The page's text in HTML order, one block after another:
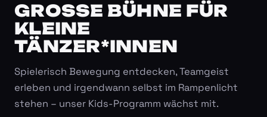
GROSSE BÜHNE FÜR K
LEINE T
ÄNZER*INNEN
Spielerisch Bewegung entdecken, Teamgeist
erleben und irgendwann selbst im Rampenlicht
stehen – unser Kids-Programm wächst mit.